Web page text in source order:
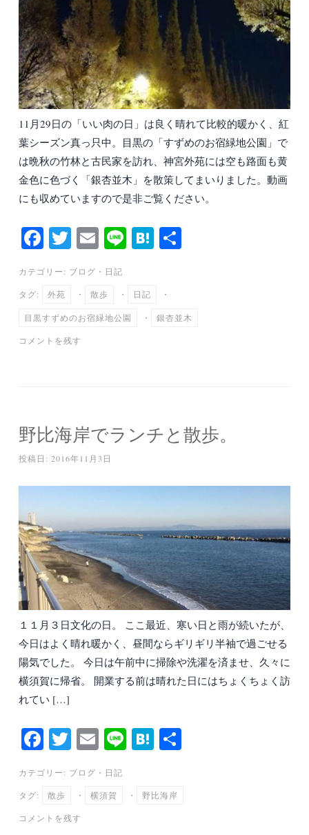
11月29日の「いい肉の日」は良く晴れて比較的暖かく、紅
葉シーズン真っ只中。目黒の「すずめのお宿緑地公園」で
は晩秋の竹林と古民家を訪れ、神宮外苑には空も路面も黄
金色に色づく「銀杏並木」を散策してまいりました。動画
にも収めていますので是非ご覧ください。
Fa
ce
bo
ok
T
wi
tte
E
m
ail
Li H
カテゴリー: ブログ ・ 日記
タグ: 外苑 ・ 散歩 ・ 日記 ・
目黒すずめのお宿緑地公園 ・ 銀杏並木
コメントを残す
野比海岸でランチと散歩。
投稿日: 2016年11月3日
１１月３日文化の日。 ここ最近、寒い日と雨が続いたが、
今日はよく晴れ暖かく、昼間ならギリギリ半袖で過ごせる
陽気でした。 今日は午前中に掃除や洗濯を済ませ、久々に
横須賀に帰省。 開業する前は晴れた日にはちょくちょく訪
れてい […]
Fa
bo
ok
T
tte
E
ail
Li H
a
カテゴリー: ブログ ・ 日記
タグ: 散歩 ・ 横須賀 ・ 野比海岸
コメントを残す